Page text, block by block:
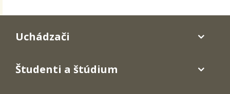
Uchádzači
Študenti a štúdium